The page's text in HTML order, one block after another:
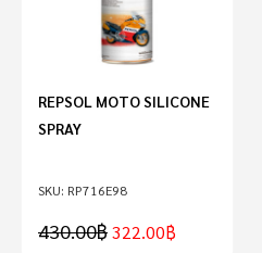
RP716E98
REPSOL MOTO SILICONE
SPRAY
430.00฿322.00฿